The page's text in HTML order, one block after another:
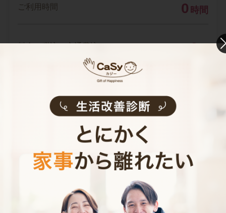
ご利用時間 0 時間
料金（税込・交通費込） 0
他社との比較
業界大手B社